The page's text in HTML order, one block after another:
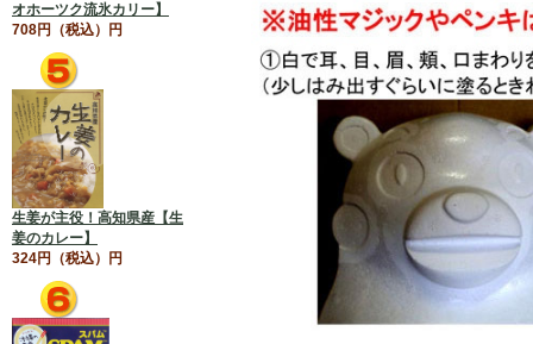
オホーツク流氷カリー】
708円（税込）円
生姜が主役！高知県産【生
姜のカレー】
324円（税込）円